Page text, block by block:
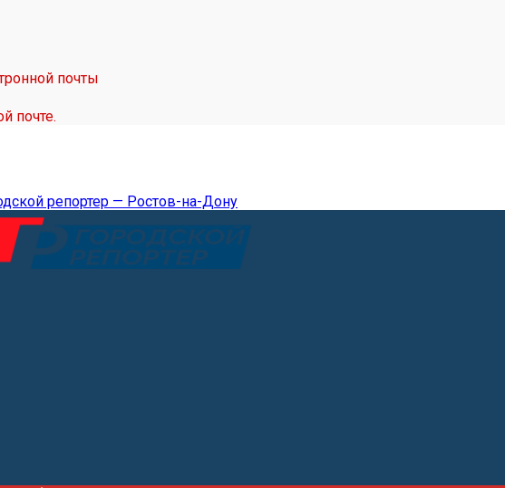
почты
почте.
репортер — Ростов-на-Дону